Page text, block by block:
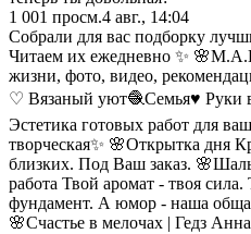
1 001 просм.4 авг., 14:04
Собрали для вас подборку
Читаем их ежедневно ✨
жизни, фото, видео,
♡ Вязаный уют🧶Семья♥️ Руки
Эстетика готовых работ для
творческая✨ 🌸Открытка дня
близких. Под Ваш заказ.
работа Твой аромат - твоя сила.
фундамент. А юмор - наша
🌸Счастье в мелочах | Гедз